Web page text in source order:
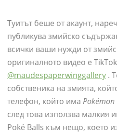
Туитът беше от акаунт,
публикува змийско
всички ваши нужди от
оригиналното видео е
@maudespaperwinggallery .
собственика на змията,
телефон, който има Pokémon
след това използва малкия
Poké Balls към нещо, което